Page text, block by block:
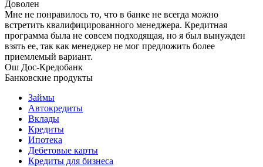
Доволен
Мне не понравилось то, что в банке не всегда можно
встретить квалифицированного менеджера. Кредитная
программа была не совсем подходящая, но я был вынужден
взять ее, так как менеджер не мог предложить более
приемлемый вариант.
Ош Дос-Кредобанк
Банковские продукты
Займы
Автокредиты
Вклады
Кредиты
Ипотека
Дебетовые карты
Кредиты для бизнеса